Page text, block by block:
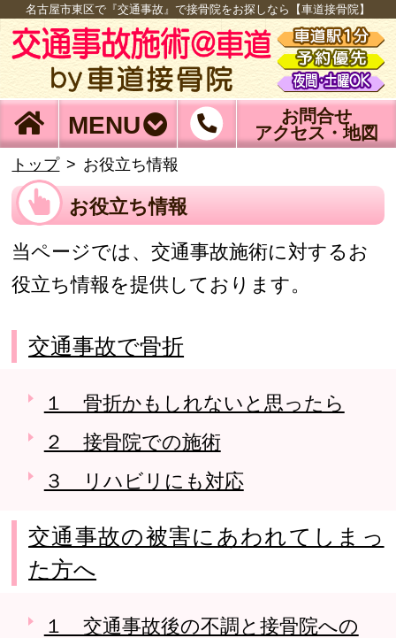
名古屋市東区で『交通事故』で接骨院をお探しなら【車道接骨院】
MENU
お問合せ
アクセス・地図
トップ お役立ち情報
お役立ち情報
当ページでは、交通事故施術に対するお
役立ち情報を提供しております。
交通事故で骨折
１ 骨折かもしれないと思ったら
２ 接骨院での施術
３ リハビリにも対応
交通事故の被害にあわれてしまっ
た方へ
１ 交通事故後の不調と接骨院への